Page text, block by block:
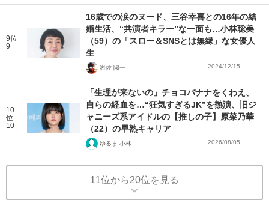
9位
9
16歳での涙のヌード、三谷幸喜との16年の結
婚生活、“共演者キラー”な一面も…小林聡美
（59）の「スロー＆SNSとは無縁」な女優人
生
岩佐 陽一 2024/12/15
10
位
10
「生理が来ないの」チョコバナナをくわえ、
自らの経血を…“狂気すぎるJK”を熱演、旧ジ
ャニーズ系アイドルの【推しの子】原菜乃華
（22）の早熟キャリア
ゆるま 小林 2026/08/05
11位から20位を見る